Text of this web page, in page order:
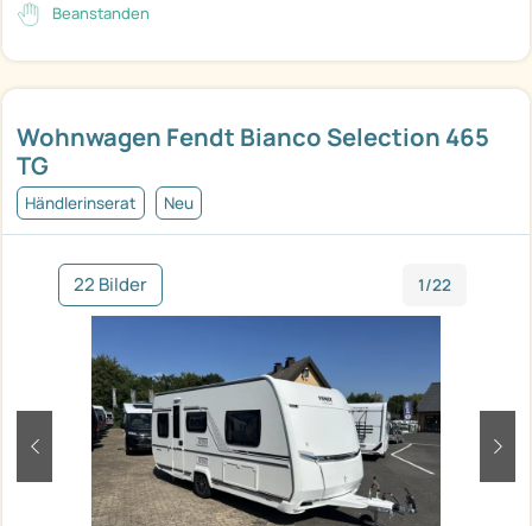
Wohnwagen Fendt Bianco Selection 465
TG
Händlerinserat Neu
22 Bilder 1/22
zurück
Beanstanden